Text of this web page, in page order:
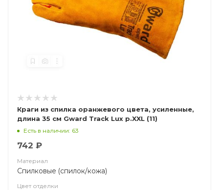
Краги из спилка оранжевого цвета, усиленные,
длина 35 см Gward Track Lux р.XXL (11)
Есть в наличии: 63
742 ₽
Материал
Спилковые (спилок/кожа)
Цвет отделки